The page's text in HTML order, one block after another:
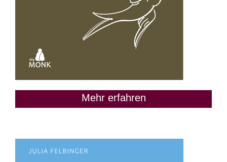
Mehr erfahren